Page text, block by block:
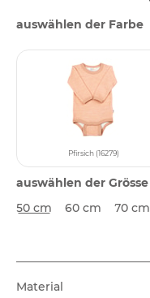
auswählen der Farbe
Pfirsich (16279)
auswählen der Grösse
50 cm
60 cm 70 cm
Material